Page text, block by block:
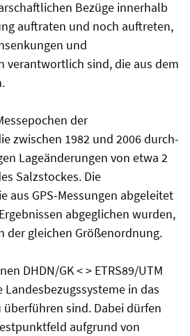
Bezüge innerhalb
auftraten und noch auftreten,
und
verantwortlich sind, die aus dem
der
zwischen 1982 und 2006 durch-
Lageänderungen von etwa 2
Salzstockes. Die
aus GPS-Messungen abgeleitet
abgeglichen wurden,
der gleichen Größenordnung.
DHDN/GK < > ETRS89/UTM
in das
überführen sind. Dabei dürfen
aufgrund von